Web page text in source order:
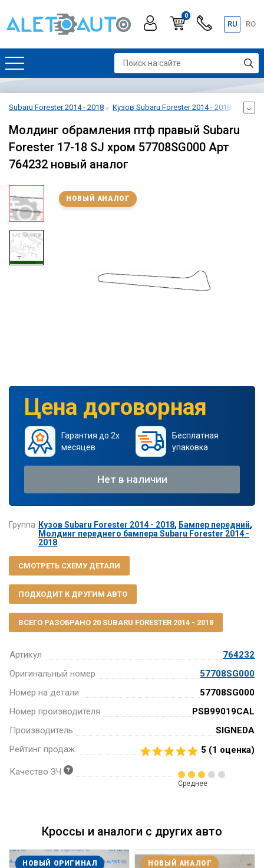
0
RU RO
Subaru Forester 2014 - 2018 Кузов Subaru Forester 2014 - 2018
Молдинг обрамления птф правый Subaru
Forester 17-18 SJ хром 57708SG000 Арт
764232 новый аналог
НОВЫЙ АНАЛОГ
Артикул
764232
Оригинальный номер
57708SG000
Номер на детали
57708SG000
Номер производителя
PSB99019CAL
Производитель
SIGNEDA
Рейтинг продаж
5 (1 оценка)
Качество ЗЧ
Среднее
Цена договорная
Гарантия до 2х
месяцев
Бесплатная
упаковка
Нет в наличии
Группа Кузов Subaru Forester 2014 - 2018, Бампер передний,
Молдинг переднего бампера Subaru Forester 2014 -
2018
СМОТРЕТЬ СХЕМУ ДЕТАЛИ
ПОДХОДИТ К ДРУГИМ АВТО
ВСЕГО РАЗОБРАНО 20 SUBARU FORESTER 2014 - 2018
Кроссы и аналоги с других авто
НОВЫЙ ОРИГИНАЛ НОВЫЙ АНАЛОГ